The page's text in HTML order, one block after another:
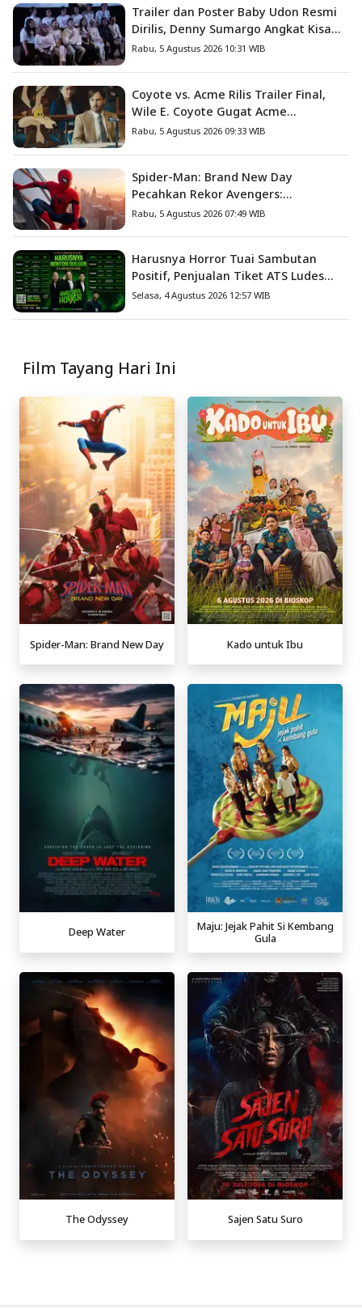
Trailer dan Poster Baby Udon Resmi
Dirilis, Denny Sumargo Angkat Kisah
Nyata Fanny Kondoh
Rabu, 5 Agustus 2026 10:31 WIB
Coyote vs. Acme Rilis Trailer Final,
Wile E. Coyote Gugat Acme
Corporation ke Pengadilan
Rabu, 5 Agustus 2026 09:33 WIB
Spider-Man: Brand New Day
Pecahkan Rekor Avengers:
Endgame, Cetak Debut Box Office
Rabu, 5 Agustus 2026 07:49 WIB
Harusnya Horror Tuai Sambutan
Positif, Penjualan Tiket ATS Ludes
Terjual
Selasa, 4 Agustus 2026 12:57 WIB
Film Tayang Hari Ini
Spider-Man: Brand New Day Kado untuk Ibu
Deep Water
Maju: Jejak Pahit Si Kembang
Gula
The Odyssey Sajen Satu Suro